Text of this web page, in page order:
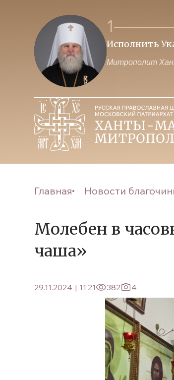
1
Исполнить
Митрополит
Главная Новости
Молебен в
чаша»
29.11.2024 | 11:21 382 4